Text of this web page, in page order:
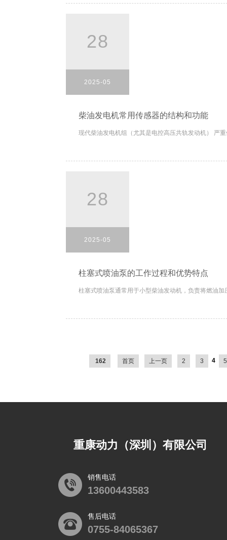
28
2025-05
柴油发电机常用传感器的结构和功能
现代柴油发电机组（尤其是电控高压共轨发动机） 严
28
2025-05
柱塞式喷油泵的工作过程和优势特点
柱塞式喷油泵通常用于小型柴油发动机，负责将燃油
162 首页 上一页 2 3 4 5
重康动力（深圳）有限公司
销售电话
13600443583
售后电话
0755-84065367